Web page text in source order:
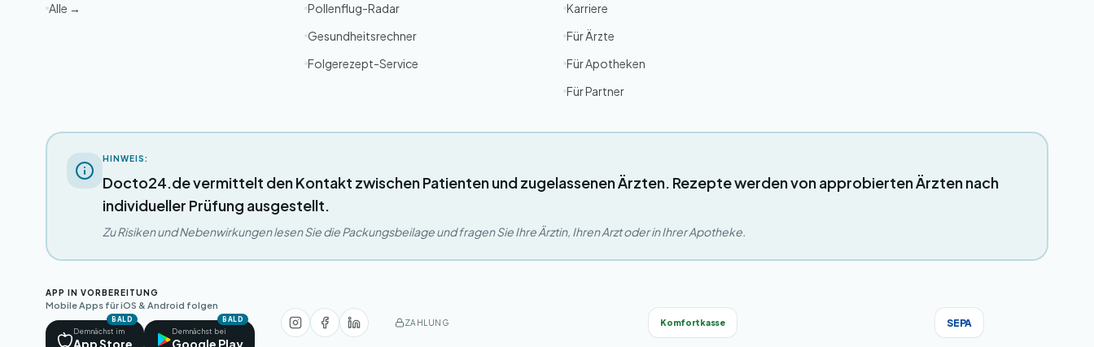
Alle →
Pollenflug-Radar
Gesundheitsrechner
Folgerezept-Service
Karriere
Für Ärzte
Für Apotheken
Für Partner
HINWEIS:
Docto24.de vermittelt den Kontakt zwischen Patienten und zugelassenen Ärzten. Rezepte werden von approbierten Ärzten nach
individueller Prüfung ausgestellt.
Zu Risiken und Nebenwirkungen lesen Sie die Packungsbeilage und fragen Sie Ihre Ärztin, Ihren Arzt oder in Ihrer Apotheke.
APP IN VORBEREITUNG
Mobile Apps für iOS & Android folgen
BALD
Demnächst im
App Store
BALD
Demnächst bei
Google Play
ZAHLUNG Komfortkasse SEPA